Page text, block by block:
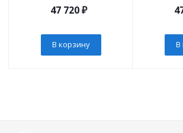
47 720₽
В корзину В